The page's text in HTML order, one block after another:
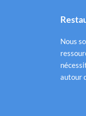
Nous
autour